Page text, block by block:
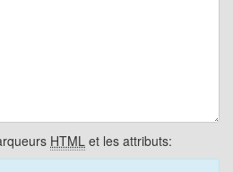
HTML et les attributs: